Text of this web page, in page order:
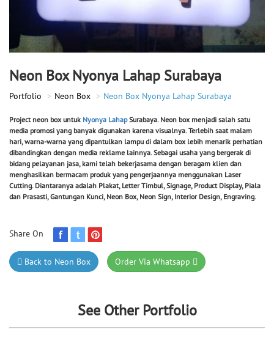
Neon Box Nyonya Lahap Surabaya
Portfolio Neon Box Neon Box Nyonya Lahap Surabaya
Project neon box untuk Nyonya LahapSurabaya. Neon box menjadi salah satu
media promosi yang banyak digunakan karena visualnya. Terlebih saat malam
hari, warna-warna yang dipantulkan lampu di dalam box lebih menarik perhatian
dibandingkan dengan media reklame lainnya. Sebagai usaha yang bergerak di
bidang pelayanan jasa, kami telah bekerjasama dengan beragam klien dan
menghasilkan bermacam produk yang pengerjaannya menggunakan Laser
Cutting. Diantaranya adalah Plakat, Letter Timbul, Signage, Product Display, Piala
dan Prasasti, Gantungan Kunci, Neon Box, Neon Sign, Interior Design, Engraving.
Share On
Back to Neon Box Order Via Whatsapp
See Other Portfolio